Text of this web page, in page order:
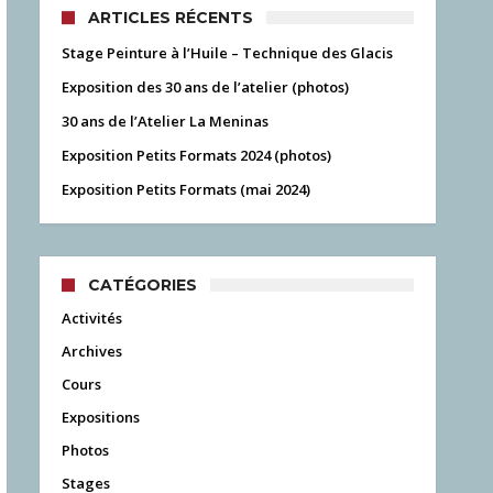
ARTICLES RÉCENTS
Stage Peinture à l’Huile – Technique des Glacis
Exposition des 30 ans de l’atelier (photos)
30 ans de l’Atelier La Meninas
Exposition Petits Formats 2024 (photos)
Exposition Petits Formats (mai 2024)
CATÉGORIES
Activités
Archives
Cours
Expositions
Photos
Stages